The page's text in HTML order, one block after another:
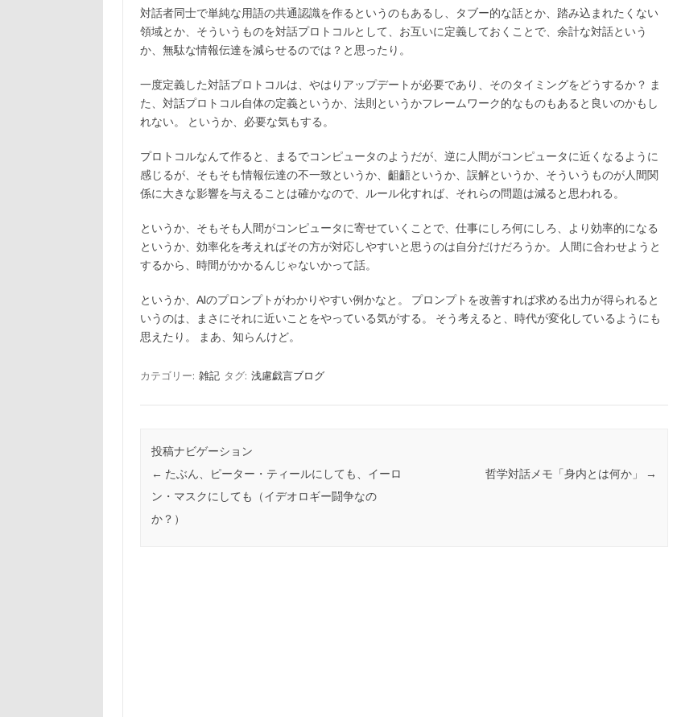
対話者同士で単純な用語の共通認識を作るというのもあるし、タブー的な話とか、踏み込まれたくない
領域とか、そういうものを対話プロトコルとして、お互いに定義しておくことで、余計な対話という
か、無駄な情報伝達を減らせるのでは？と思ったり。
一度定義した対話プロトコルは、やはりアップデートが必要であり、そのタイミングをどうするか？ ま
た、対話プロトコル自体の定義というか、法則というかフレームワーク的なものもあると良いのかもし
れない。 というか、必要な気もする。
プロトコルなんて作ると、まるでコンピュータのようだが、逆に人間がコンピュータに近くなるように
感じるが、そもそも情報伝達の不一致というか、齟齬というか、誤解というか、そういうものが人間関
係に大きな影響を与えることは確かなので、ルール化すれば、それらの問題は減ると思われる。
というか、そもそも人間がコンピュータに寄せていくことで、仕事にしろ何にしろ、より効率的になる
というか、効率化を考えればその方が対応しやすいと思うのは自分だけだろうか。 人間に合わせようと
するから、時間がかかるんじゃないかって話。
というか、AIのプロンプトがわかりやすい例かなと。 プロンプトを改善すれば求める出力が得られると
いうのは、まさにそれに近いことをやっている気がする。 そう考えると、時代が変化しているようにも
思えたり。 まあ、知らんけど。
カテゴリー: 雑記 タグ: 浅慮戯言ブログ
投稿ナビゲーション
← たぶん、ピーター・ティールにしても、イーロ
ン・マスクにしても（イデオロギー闘争なの
か？）
哲学対話メモ「身内とは何か」 →